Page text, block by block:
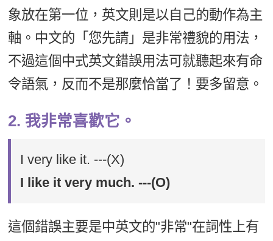
象放在第一位，英文則是以自己的動作為主
軸。中文的「您先請」是非常禮貌的用法，
不過這個中式英文錯誤用法可就聽起來有命
令語氣，反而不是那麼恰當了！要多留意。
2. 我非常喜歡它。
I very like it. ---(X)
I like it very much. ---(O)
這個錯誤主要是中英文的"非常"在詞性上有